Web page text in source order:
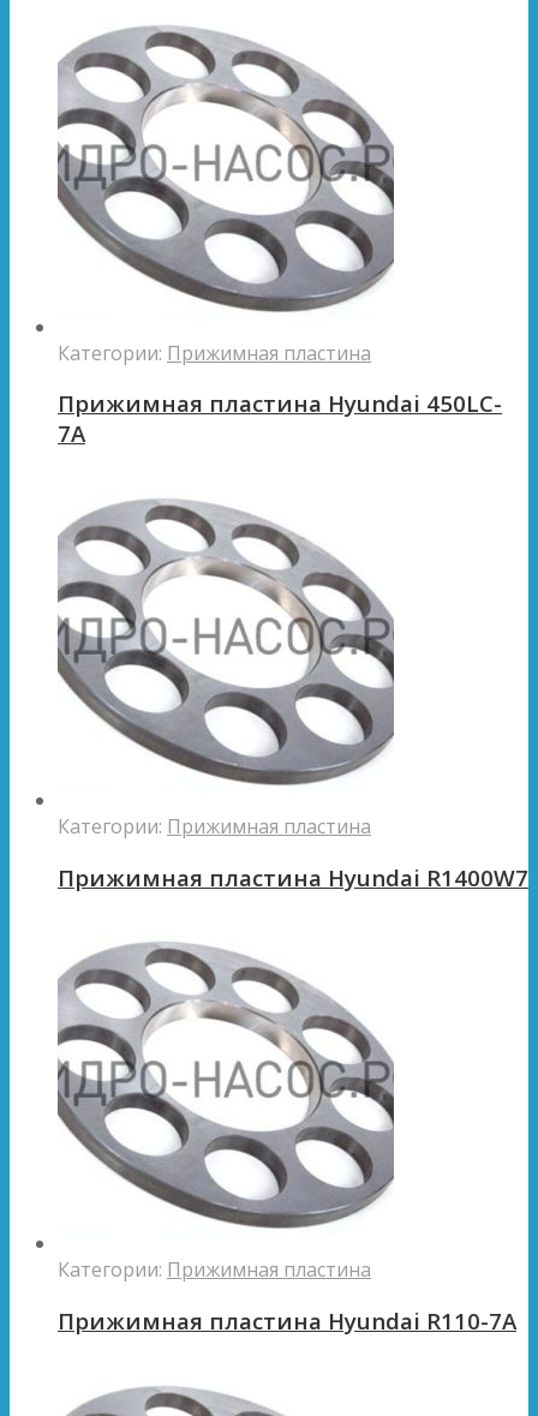
Категории: Прижимная пластина
Прижимная пластина Hyundai 450LC-
7A
Категории: Прижимная пластина
Прижимная пластина Hyundai R1400W7
Категории: Прижимная пластина
Прижимная пластина Hyundai R110-7A